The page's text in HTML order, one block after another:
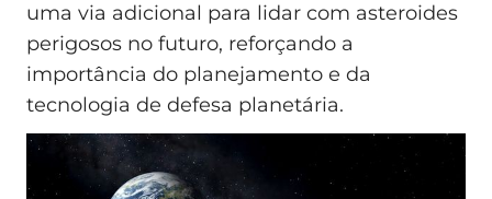
uma via adicional para lidar com asteroides
perigosos no futuro, reforçando a
importância do planejamento e da
tecnologia de defesa planetária.